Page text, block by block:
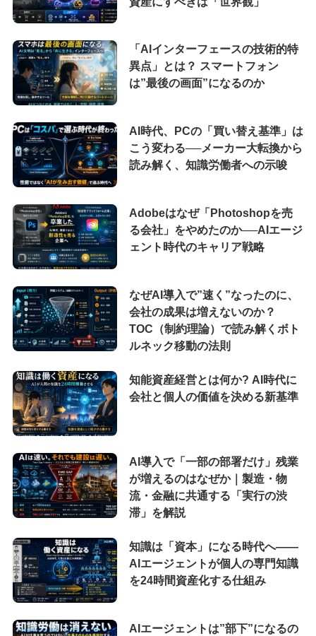
「AIインターフェースの技術的特
異点」とは？ スマートフォン
は”最後の画面”になるのか
AI時代、PCの「買い替え基準」は
こう変わる──メーカー大転換から
読み解く、知識労働者への示唆
Adobeはなぜ「Photoshopを売
る会社」をやめたのか──AIエージ
ェント時代のキャリア戦略
なぜAI導入で”速く”なったのに、
会社の成果は増えないのか？
TOC（制約理論）で読み解くボト
ルネック移動の法則
知能資産経営とは何か? AI時代に
会社と個人の価値を決める新基準
AI導入で「一部の部署だけ」残業
が増えるのはなぜか｜製造・物
流・金融に共通する「実行の渋
滞」を解説
知識は「資本」になる時代へ——
AIエージェントが個人の専門知識
を24時間資産化する仕組み
AIエージェントは”部下”になるの